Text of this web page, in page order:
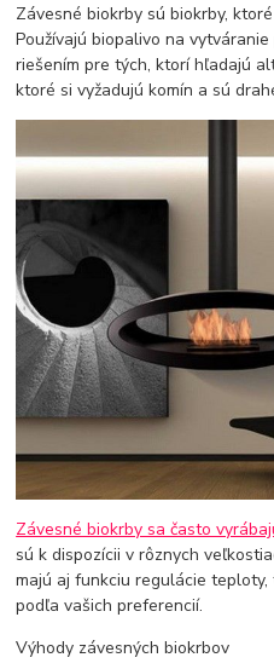
Závesné biokrby sú biokrby,
Používajú biopalivo na
riešením pre tých, ktorí hľadajú
ktoré si vyžadujú komín a sú
Závesné biokrby sa často
sú k dispozícii v rôznych
majú aj funkciu regulácie
podľa vašich preferencií.
Výhody závesných biokrbov